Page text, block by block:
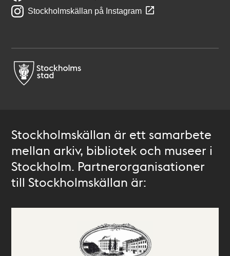
Stockholmskällan på Instagram
Stockholmskällan är ett samarbete
mellan arkiv, bibliotek och museer i
Stockholm. Partnerorganisationer
till Stockholmskällan är: